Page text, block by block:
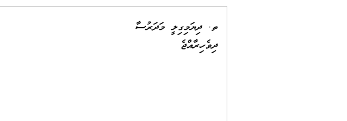
ތ. ދިޔަމިގިލީ މަދަރުސާ
ދިވެހިރާއްޖެ